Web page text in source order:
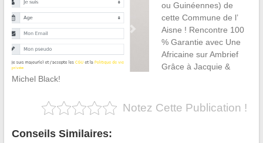
ou Guinéennes) de
cette Commune de l’
Aisne ! Rencontre 100
% Garantie avec Une
Africaine sur Ambrief
Grâce à Jacquie &
Michel Black!
Notez Cette Publication !
Conseils Similaires: